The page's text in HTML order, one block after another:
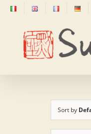
Skip
content
Sort by